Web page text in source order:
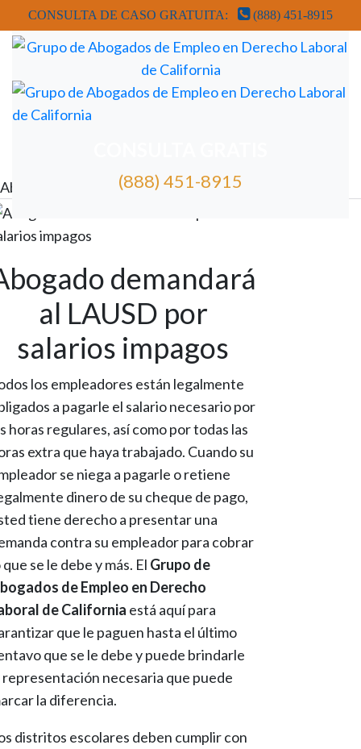
CONSULTA DE CASO GRATUITA: (888) 451-8915
(888) 451-8915
Abogado demandará al LAUSD por salarios impagos
demandará
al LAUSD por
salarios impagos
los empleadores están legalmente
a pagarle el salario necesario por
horas regulares, así como por todas las
extra que haya trabajado. Cuando su
se niega a pagarle o retiene
dinero de su cheque de pago,
tiene derecho a presentar una
contra su empleador para cobrar
que se le debe y más. El Grupo de
de Empleo en Derecho
de California está aquí para
que le paguen hasta el último
que se le debe y puede brindarle
representación necesaria que puede
la diferencia.
distritos escolares deben cumplir con